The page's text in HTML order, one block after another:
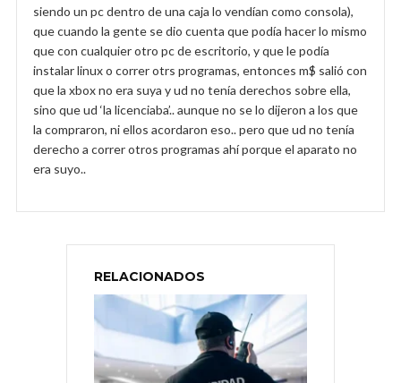
siendo un pc dentro de una caja lo vendían como consola),
que cuando la gente se dio cuenta que podía hacer lo mismo
que con cualquier otro pc de escritorio, y que le podía
instalar linux o correr otrs programas, entonces m$ salió con
que la xbox no era suya y ud no tenía derechos sobre ella,
sino que ud ‘la licenciaba’.. aunque no se lo dijeron a los que
la compraron, ni ellos acordaron eso.. pero que ud no tenía
derecho a correr otros programas ahí porque el aparato no
era suyo..
RELACIONADOS